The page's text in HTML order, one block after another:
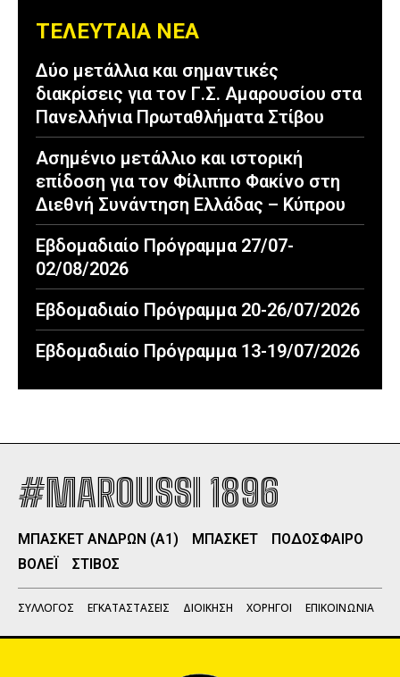
ΤΕΛΕΥΤΑΙΑ ΝΕΑ
Δύο μετάλλια και σημαντικές
διακρίσεις για τον Γ.Σ. Αμαρουσίου στα
Πανελλήνια Πρωταθλήματα Στίβου
Ασημένιο μετάλλιο και ιστορική
επίδοση για τον Φίλιππο Φακίνο στη
Διεθνή Συνάντηση Ελλάδας – Κύπρου
Εβδομαδιαίο Πρόγραμμα 27/07-
02/08/2026
Εβδομαδιαίο Πρόγραμμα 20-26/07/2026
Εβδομαδιαίο Πρόγραμμα 13-19/07/2026
#MAROUSSI 1896
ΜΠΑΣΚΕΤ ΑΝΔΡΩΝ (Α1) ΜΠΑΣΚΕΤ
ΠΟΔΟΣΦΑΙΡΟ
ΒΟΛΕΪ
ΣΤΙΒΟΣ
ΣΥΛΛΟΓΟΣ ΕΓΚΑΤΑΣΤΑΣΕΙΣ ΔΙΟΙΚΗΣΗ ΧΟΡΗΓΟΙ ΕΠΙΚΟΙΝΩΝΙΑ